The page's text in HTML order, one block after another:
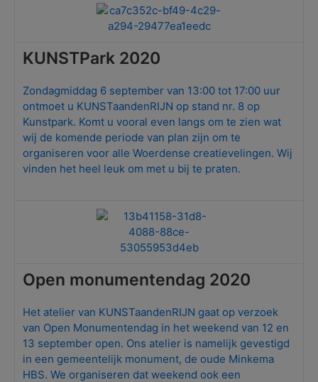
KUNSTPark 2020
Zondagmiddag 6 september van 13:00 tot 17:00 uur
ontmoet u KUNSTaandenRIJN op stand nr. 8 op
Kunstpark. Komt u vooral even langs om te zien wat
wij de komende periode van plan zijn om te
organiseren voor alle Woerdense creatievelingen. Wij
vinden het heel leuk om met u bij te praten.
Open monumentendag 2020
Het atelier van KUNSTaandenRIJN gaat op verzoek
van Open Monumentendag in het weekend van 12 en
13 september open. Ons atelier is namelijk gevestigd
in een gemeentelijk monument, de oude Minkema
HBS. We organiseren dat weekend ook een